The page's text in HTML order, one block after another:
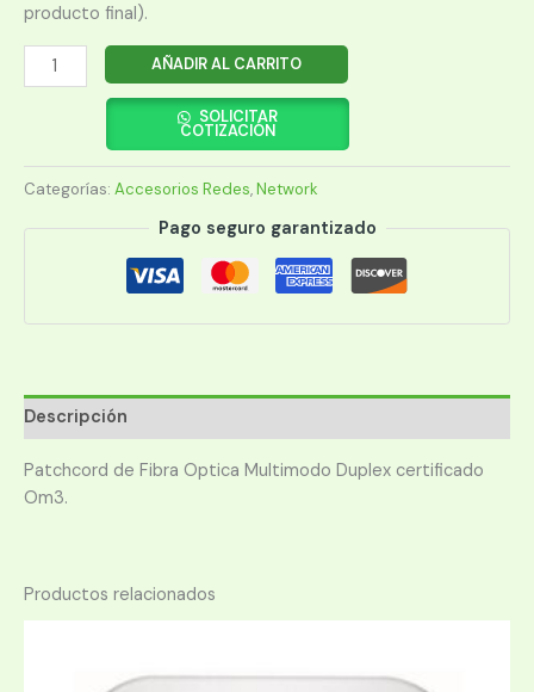
producto final).
AMP
PTC
SC-
SC
AÑADIR AL CARRITO
SOLICITAR
COTIZACIÓN
Categorías: Accesorios Redes,Network
Pago seguro garantizado
Descripción
Patchcord de Fibra Optica Multimodo Duplex certificado
Om3.
Productos relacionados